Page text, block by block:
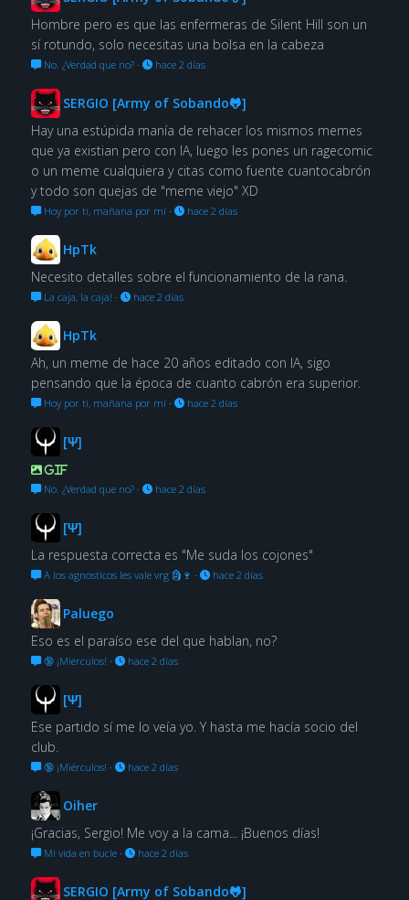
Hombre pero es que las enfermeras de Silent Hill son un
sí rotundo, solo necesitas una bolsa en la cabeza
No. ¿Verdad que no?· hace 2 días
SERGIO [Army of Sobando🐸]
Hay una estúpida manía de rehacer los mismos memes
que ya existian pero con IA, luego les pones un ragecomic
o un meme cualquiera y citas como fuente cuantocabrón
y todo son quejas de "meme viejo" XD
Hoy por ti, mañana por mí· hace 2 días
HpTk
Necesito detalles sobre el funcionamiento de la rana.
La caja, la caja! · hace 2 días
HpTk
Ah, un meme de hace 20 años editado con IA, sigo
pensando que la época de cuanto cabrón era superior.
Hoy por ti, mañana por mí· hace 2 días
[Ψ]
GIF
No. ¿Verdad que no?· hace 2 días
[Ψ]
La respuesta correcta es "Me suda los cojones"
A los agnosticos les vale vrg 🗿🍷 · hace 2 días
Paluego
Eso es el paraíso ese del que hablan, no?
🔞 ¡Miérculos! · hace 2 días
[Ψ]
Ese partido sí me lo veía yo. Y hasta me hacía socio del
club.
🔞 ¡Miérculos! · hace 2 días
Oiher
¡Gracias, Sergio! Me voy a la cama... ¡Buenos días!
Mi vida en bucle· hace 2 días
SERGIO [Army of Sobando🐸]